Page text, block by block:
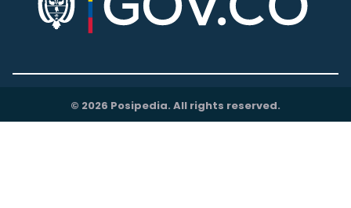
© 2026 Posipedia. All rights reserved.